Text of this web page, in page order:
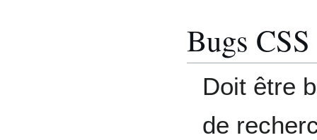
Bugs CSS
Doit être
de